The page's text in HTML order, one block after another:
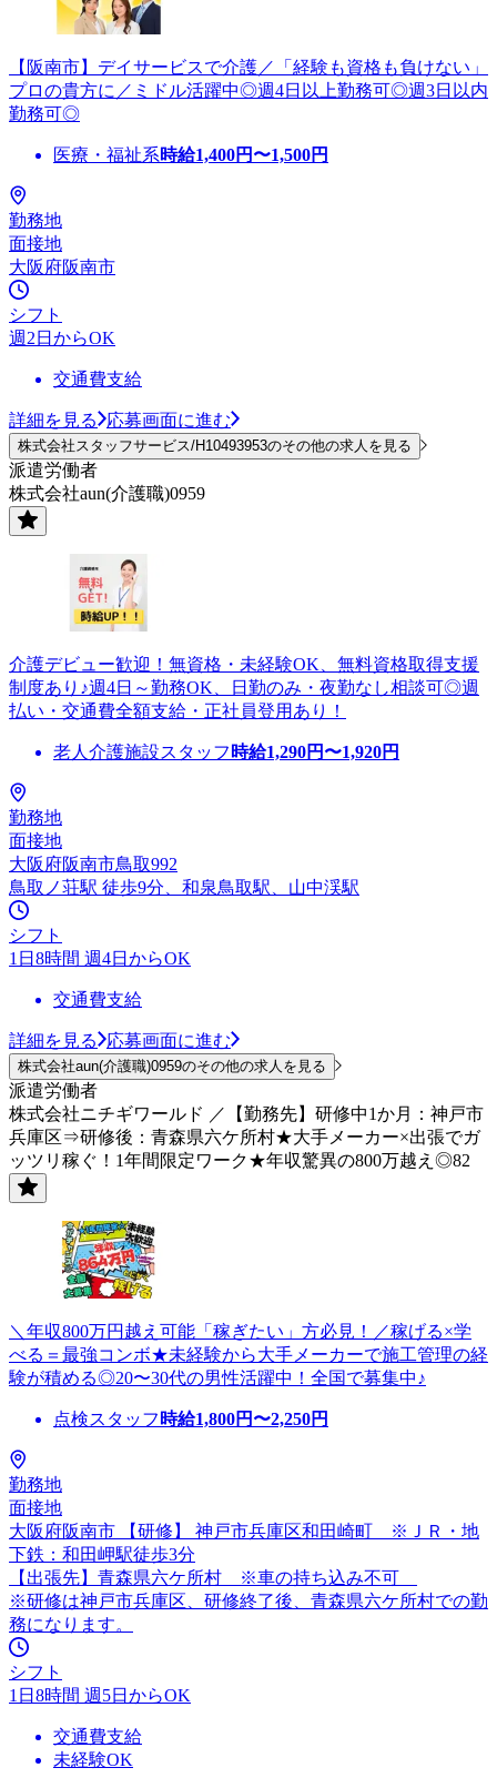
【阪南市】デイサービスで介護／「経験も資格も負けない」
プロの貴方に／ミドル活躍中◎週4日以上勤務可◎週3日以内
勤務可◎
医療・福祉系時給1,400円〜1,500円
勤務地
面接地
大阪府阪南市
シフト
週2日からOK
交通費支給
詳細を見る 応募画面に進む
株式会社スタッフサービス/H10493953のその他の求人を見る
派遣労働者
株式会社aun(介護職)0959
介護デビュー歓迎！無資格・未経験OK、無料資格取得支援
制度あり♪週4日～勤務OK、日勤のみ・夜勤なし相談可◎週
払い・交通費全額支給・正社員登用あり！
老人介護施設スタッフ 時給1,290円〜1,920円
勤務地
面接地
大阪府阪南市鳥取992
鳥取ノ荘駅 徒歩9分、和泉鳥取駅、山中渓駅
シフト
1日8時間 週4日からOK
交通費支給
詳細を見る 応募画面に進む
株式会社aun(介護職)0959のその他の求人を見る
派遣労働者
株式会社ニチギワールド ／【勤務先】研修中1か月：神戸市
兵庫区⇒研修後：青森県六ケ所村★大手メーカー×出張でガ
ッツリ稼ぐ！1年間限定ワーク★年収驚異の800万越え◎82
＼年収800万円越え可能「稼ぎたい」方必見！／稼げる×学
べる＝最強コンボ★未経験から大手メーカーで施工管理の経
験が積める◎20〜30代の男性活躍中！全国で募集中♪
点検スタッフ 時給1,800円〜2,250円
勤務地
面接地
大阪府阪南市 【研修】 神戸市兵庫区和田崎町 ※ＪＲ・地
下鉄：和田岬駅徒歩3分
【出張先】青森県六ケ所村 ※車の持ち込み不可
※研修は神戸市兵庫区、研修終了後、青森県六ケ所村での勤
務になります。
シフト
1日8時間 週5日からOK
交通費支給
未経験OK